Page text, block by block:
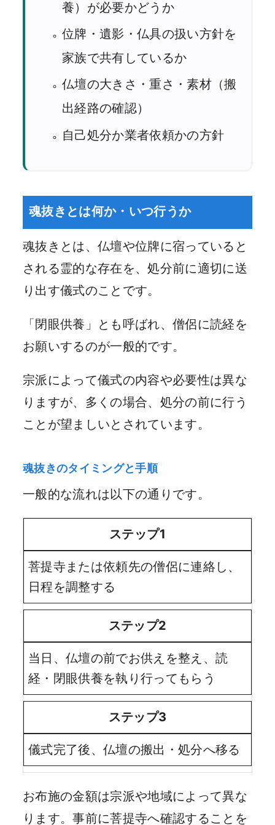
養）が必要かどうか
位牌・遺影・仏具の扱い方針を
家族で共有しているか
仏壇の大きさ・重さ・素材（搬
出経路の確認）
自己処分か業者依頼かの方針
魂抜きとは何か・いつ行うか
魂抜きとは、仏壇や位牌に宿っていると
される霊的な存在を、処分前に適切に送
り出す儀式のことです。
「閉眼供養」とも呼ばれ、僧侶に読経を
お願いするのが一般的です。
宗派によって儀式の内容や必要性は異な
りますが、多くの場合、処分の前に行う
ことが望ましいとされています。
魂抜きのタイミングと手順
一般的な流れは以下の通りです。
ステップ1
菩提寺または依頼先の僧侶に連絡し、
日程を調整する
ステップ2
当日、仏壇の前でお供えを整え、読
経・閉眼供養を執り行ってもらう
ステップ3
儀式完了後、仏壇の搬出・処分へ移る
お布施の金額は宗派や地域によって異な
ります。事前に菩提寺へ確認することを